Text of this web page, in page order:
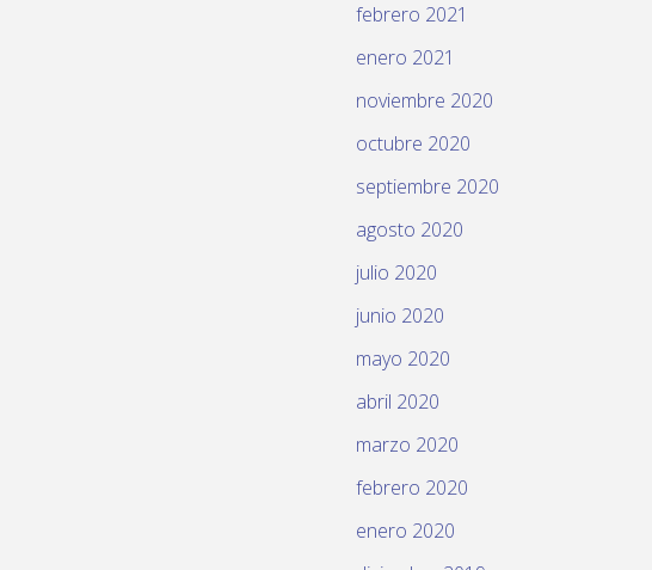
febrero 2021
enero 2021
noviembre 2020
octubre 2020
septiembre 2020
agosto 2020
julio 2020
junio 2020
mayo 2020
abril 2020
marzo 2020
febrero 2020
enero 2020